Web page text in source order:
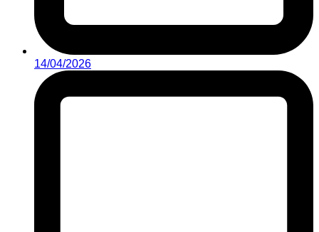
14/04/2026